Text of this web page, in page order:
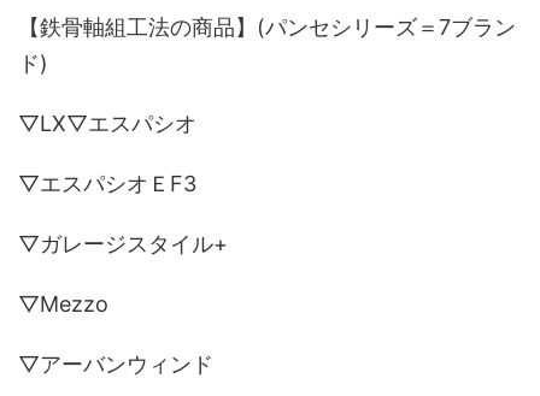
【鉄骨軸組工法の商品】(パンセシリーズ＝7ブラン
ド)
▽LX▽エスパシオ
▽エスパシオＥF3
▽ガレージスタイル+
▽Mezzo
▽アーバンウィンド